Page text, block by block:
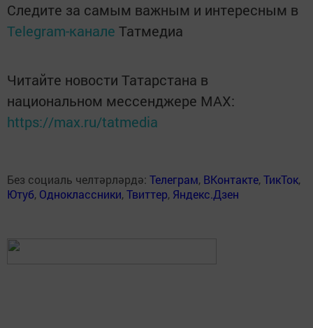
Следите за самым важным и интересным в
Telegram-канале Татмедиа
Читайте новости Татарстана в
национальном мессенджере MАХ:
https://max.ru/tatmedia
Без социаль челтәрләрдә: Телеграм, ВКонтакте,ТикТок,
Ютуб, Одноклассники,Твиттер, Яндекс.Дзен